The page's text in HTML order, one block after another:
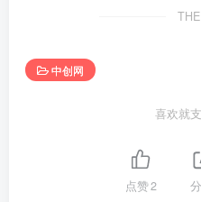
中创网
喜欢就
点赞2